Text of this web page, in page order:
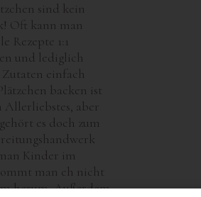
sind kein
Oft kann man
Rezepte 1:1
und lediglich
einfach
backen ist
aber
es doch zum
Kinder im
man eh nicht
herum. Außerdem